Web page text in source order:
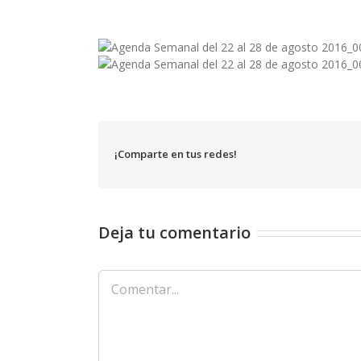
¡Comparte en tus redes!
Deja tu comentario
Comentar